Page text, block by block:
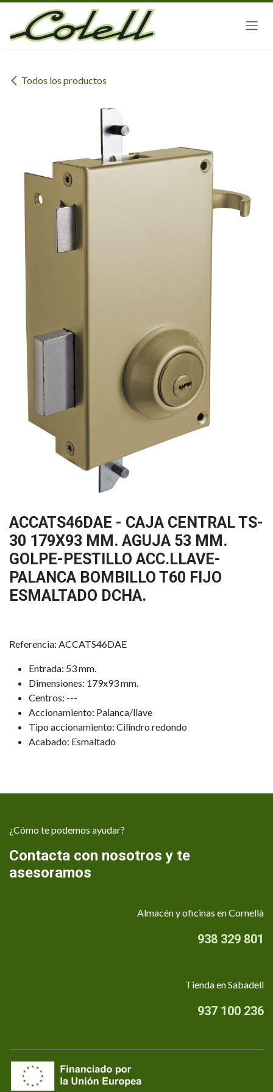
Ir al contenido
Todos los productos
ACCATS46DAE - CAJA CENTRAL TS-
30 179X93 MM. AGUJA 53 MM.
GOLPE-PESTILLO ACC.LLAVE-
PALANCA BOMBILLO T60 FIJO
ESMALTADO DCHA.
Referencia: ACCATS46DAE
Entrada: 53 mm.
Dimensiones: 179x93 mm.
Centros: ---
Accionamiento: Palanca/llave
Tipo accionamiento: Cilindro redondo
Acabado: Esmaltado
¿Cómo te podemos ayudar?
Contacta con nosotros y te
asesoramos
Almacén y oficinas en Cornellà
938 329 801
Tienda en Sabadell
937 100 236